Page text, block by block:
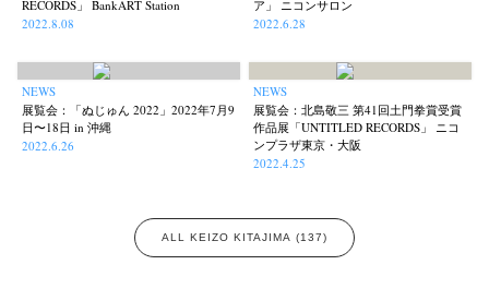
RECORDS」 BankART Station
2022.8.08
ア」 ニコンサロン
2022.6.28
NEWS
展覧会：「ぬじゅん 2022」2022年7月9
日〜18日 in 沖縄
2022.6.26
NEWS
展覧会：北島敬三 第41回土門拳賞受賞
作品展「UNTITLED RECORDS」 ニコ
ンプラザ東京・大阪
2022.4.25
ALL KEIZO KITAJIMA (137)